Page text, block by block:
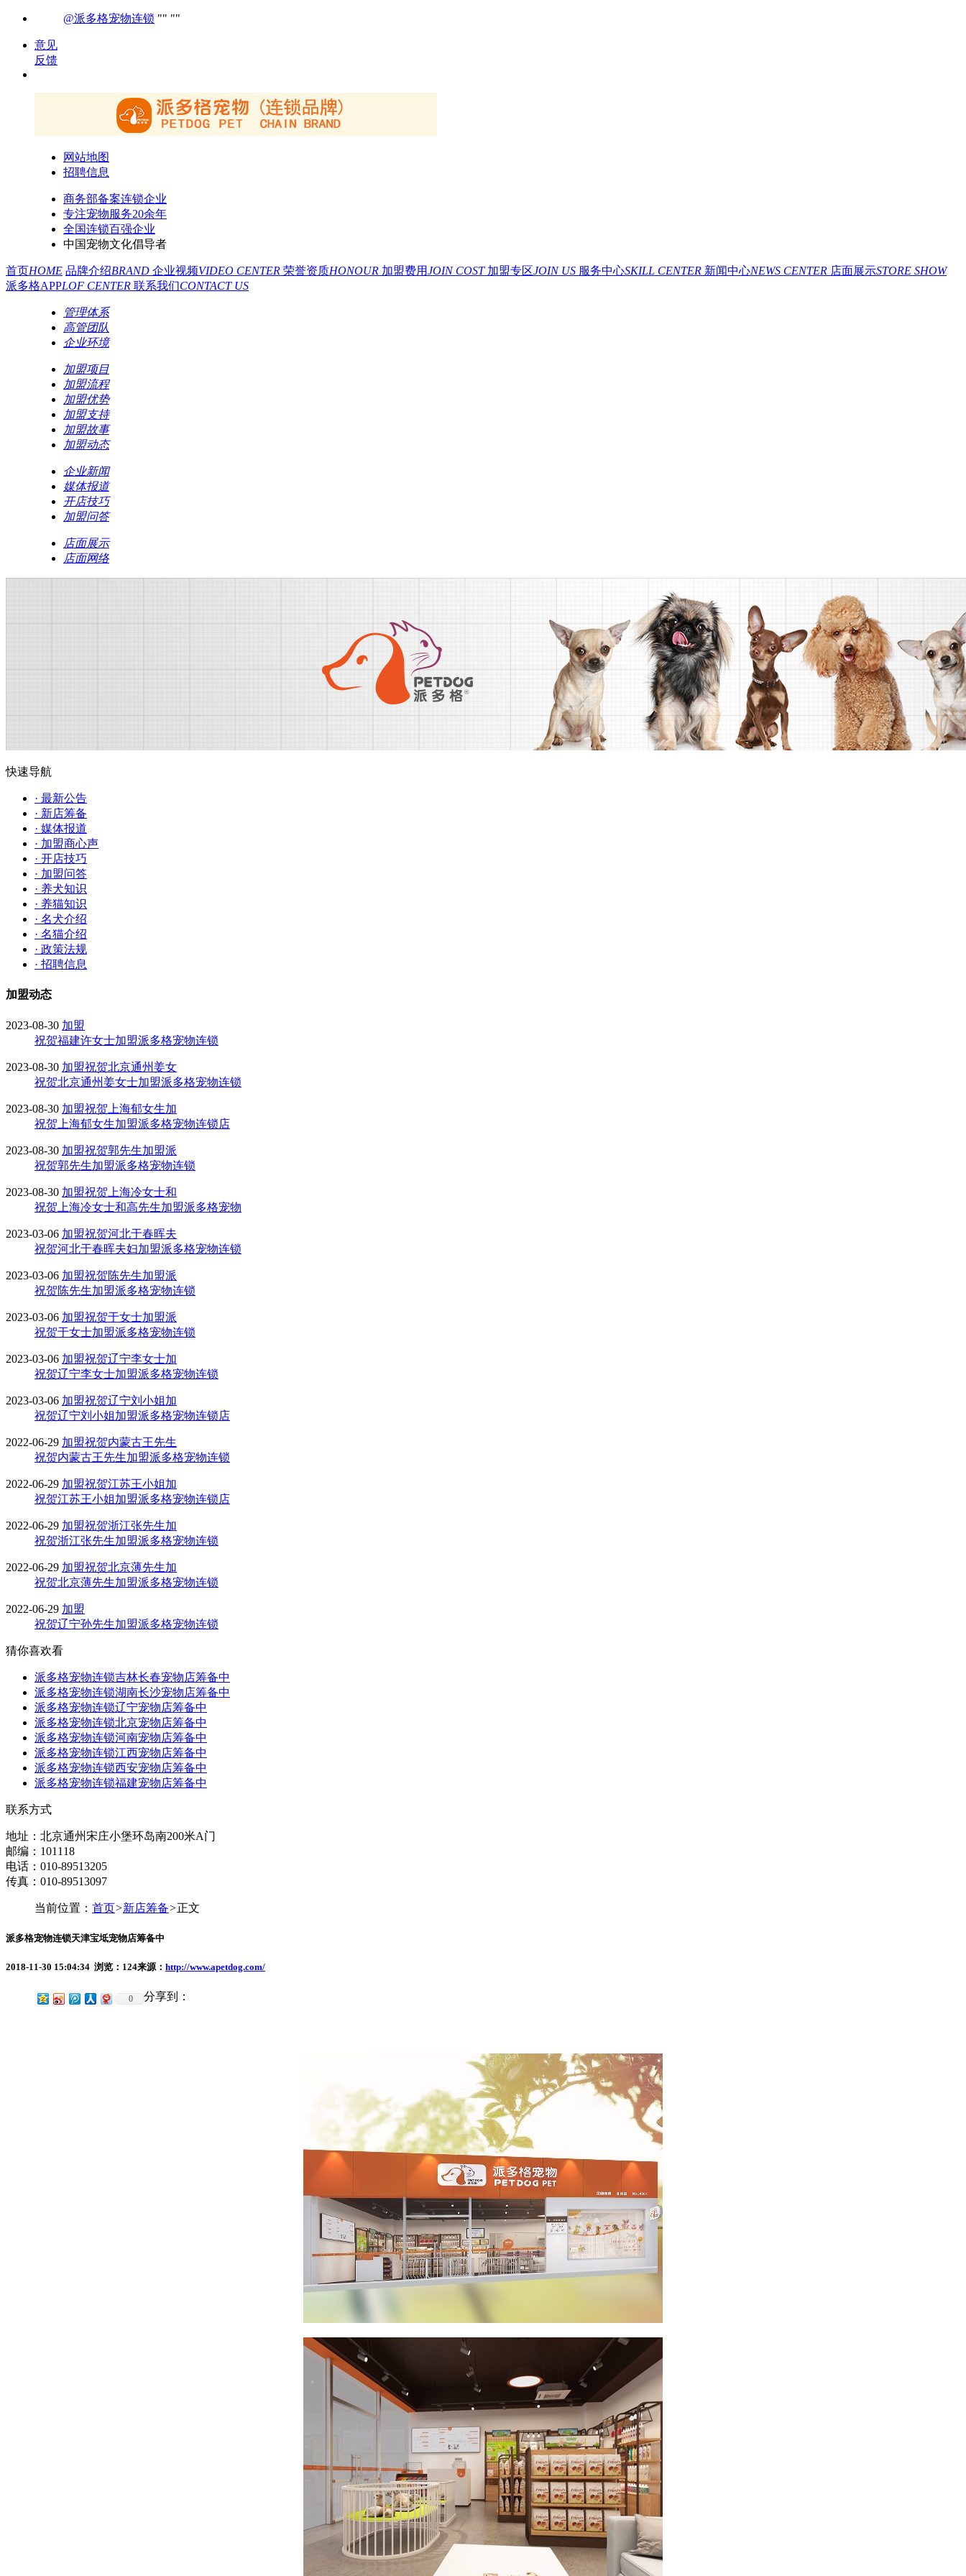
@派多格宠物连锁
意见
反馈
网站地图
招聘信息
商务部备案连锁企业
专注宠物服务20余年
全国连锁百强企业
中国宠物文化倡导者
首页HOME 品牌介绍BRAND 企业视频VIDEO CENTER 荣誉资质HONOUR 加盟费用JOIN COST 加盟专区JOIN US 服务中心SKILL CENTER 新闻中心NEWS CENTER 店面展示STORE SHOW
派多格APPLOF CENTER 联系我们CONTACT US
管理体系
高管团队
企业环境
加盟项目
加盟流程
加盟优势
加盟支持
加盟故事
加盟动态
企业新闻
媒体报道
开店技巧
加盟问答
店面展示
店面网络
快速导航
· 最新公告
· 新店筹备
· 媒体报道
· 加盟商心声
· 开店技巧
· 加盟问答
· 养犬知识
· 养猫知识
· 名犬介绍
· 名猫介绍
· 政策法规
· 招聘信息
加盟动态
2023-08-30 加盟
祝贺福建许女士加盟派多格宠物连锁
2023-08-30 加盟祝贺北京通州姜女
祝贺北京通州姜女士加盟派多格宠物连锁
2023-08-30 加盟祝贺上海郁女生加
祝贺上海郁女生加盟派多格宠物连锁店
2023-08-30 加盟祝贺郭先生加盟派
祝贺郭先生加盟派多格宠物连锁
2023-08-30 加盟祝贺上海冷女士和
祝贺上海冷女士和高先生加盟派多格宠物
2023-03-06 加盟祝贺河北于春晖夫
祝贺河北于春晖夫妇加盟派多格宠物连锁
2023-03-06 加盟祝贺陈先生加盟派
祝贺陈先生加盟派多格宠物连锁
2023-03-06 加盟祝贺于女士加盟派
祝贺于女士加盟派多格宠物连锁
2023-03-06 加盟祝贺辽宁李女士加
祝贺辽宁李女士加盟派多格宠物连锁
2023-03-06 加盟祝贺辽宁刘小姐加
祝贺辽宁刘小姐加盟派多格宠物连锁店
2022-06-29 加盟祝贺内蒙古王先生
祝贺内蒙古王先生加盟派多格宠物连锁
2022-06-29 加盟祝贺江苏王小姐加
祝贺江苏王小姐加盟派多格宠物连锁店
2022-06-29 加盟祝贺浙江张先生加
祝贺浙江张先生加盟派多格宠物连锁
2022-06-29 加盟祝贺北京薄先生加
祝贺北京薄先生加盟派多格宠物连锁
2022-06-29 加盟
祝贺辽宁孙先生加盟派多格宠物连锁
猜你喜欢看
派多格宠物连锁吉林长春宠物店筹备中
派多格宠物连锁湖南长沙宠物店筹备中
派多格宠物连锁辽宁宠物店筹备中
派多格宠物连锁北京宠物店筹备中
派多格宠物连锁河南宠物店筹备中
派多格宠物连锁江西宠物店筹备中
派多格宠物连锁西安宠物店筹备中
派多格宠物连锁福建宠物店筹备中
联系方式
地址：北京通州宋庄小堡环岛南200米A门
邮编：101118
电话：010-89513205
传真：010-89513097
当前位置： 首页>新店筹备>正文
派多格宠物连锁天津宝坻宠物店筹备中
2018-11-30 15:04:34 浏览： 124来源： http://www.apetdog.com/
分享到：
0